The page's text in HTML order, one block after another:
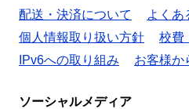
配送・決済について
よくあ
個人情報取り扱い方針
校費
IPv6への取り組み
お客様か
ソーシャルメディア